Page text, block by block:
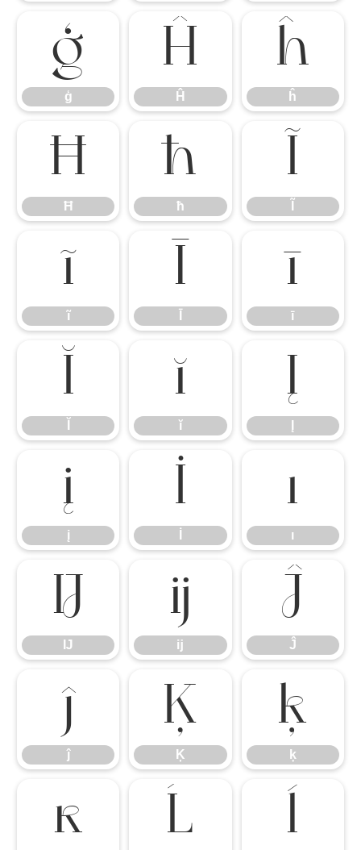
ģ
ģ
Ĥ
Ĥ
ĥ
ĥ
Ħ
Ħ
ħ
ħ
Ĩ
ĩ
ĩ
Ī ī
ī
Ĭ ĭ
ĭ
Į
į
į
İ ı
ı
Ĳ
Ĳ
ĳ
ĳ
Ĵ
Ĵ
ĵ
ĵ
Ķ
Ķ
ķ
ķ
ĸ Ĺ ĺ